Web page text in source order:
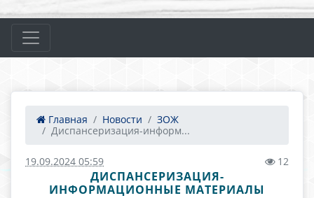
Главная Новости
ЗОЖ
Диспансеризация-информ...
19.09.2024 05:59 12
ДИСПАНСЕРИЗАЦИЯ-
ИНФОРМАЦИОННЫЕ МАТЕРИАЛЫ